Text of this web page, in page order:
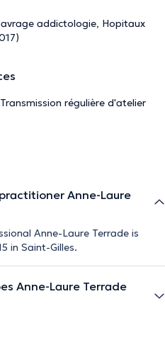
addictologie, Hopitaux
régulière d'atelier
Anne-Laure
Anne-Laure Terrade is
in Saint-Gilles.
Anne-Laure Terrade